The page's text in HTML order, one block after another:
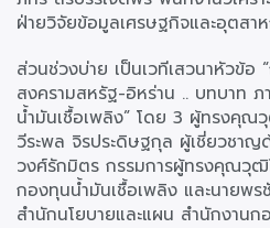
ฝ่ายวิจัยข้อมูลเศรษฐกิจและอุตสา
ส่วนช่วงบ่าย เป็นเวทีเสวนาหัวข้อ
สงครามสหรัฐ-อิหร่าน .. บทบาท
น้ำมันเชื้อเพลิง” โดย 3 ผู้ทรงคุ
วีระพล จิรประดิษฐกุล ผู้เชี่ยวชา
วงศ์รักมิตร กรรมการผู้ทรงคุณวุฒิ
กองทุนน้ำมันเชื้อเพลิง และนายพ
สำนักนโยบายและแผน สำนักงานก